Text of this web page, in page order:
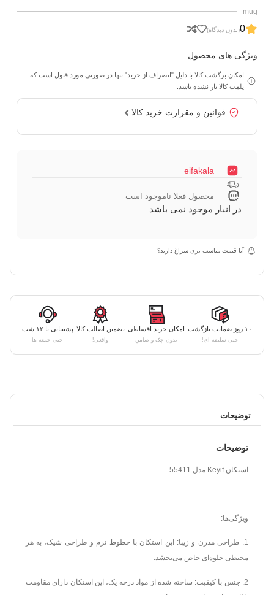
mug
0(بدون دیدگاه)
ویژگی های محصول
امکان برگشت کالا با دلیل "انصراف از خرید" تنها در صورتی مورد قبول است که
پلمب کالا باز نشده باشد.
قوانین و مقرارت خرید کالا
eifakala
محصول فعلا ناموجود است
در انبار موجود نمی باشد
آیا قیمت مناسب تری سراغ دارید؟
۱۰ روز ضمانت بازگشت
حتی سلیقه ای!
امکان خرید اقساطی
بدون چک و ضامن
تضمین اصالت کالا
واقعی!
پشتیبانی تا ۱۲ شب
حتی جمعه ها
توضیحات
توضیحات
استکان Keyif مدل 55411
ویژگی‌ها:
1. طراحی مدرن و زیبا: این استکان با خطوط نرم و طراحی شیک، به هر
محیطی جلوه‌ای خاص می‌بخشد.
2. جنس با کیفیت: ساخته شده از مواد درجه یک، این استکان دارای مقاومت